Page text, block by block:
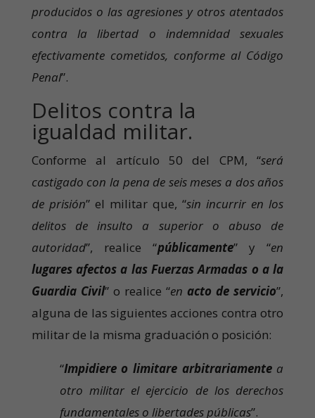
producidos o las agresiones y otros atentados
contra la libertad o indemnidad sexuales
efectivamente cometidos, conforme al Código
Penal”.
Delitos contra la
igualdad militar.
Conforme al artículo 50 del CPM, “será
castigado con la pena de seis meses a dos años
de prisión” el militar que, “sin incurrir en los
delitos de insulto a superior o abuso de
autoridad”, realice “públicamente” y “en
lugares afectos a las Fuerzas Armadas o a la
Guardia Civil” o realice “en acto de servicio”,
alguna de las siguientes acciones contra otro
militar de la misma graduación o posición:
“Impidiere o limitare arbitrariamentea
otro militar el ejercicio de los derechos
fundamentales o libertades públicas”.